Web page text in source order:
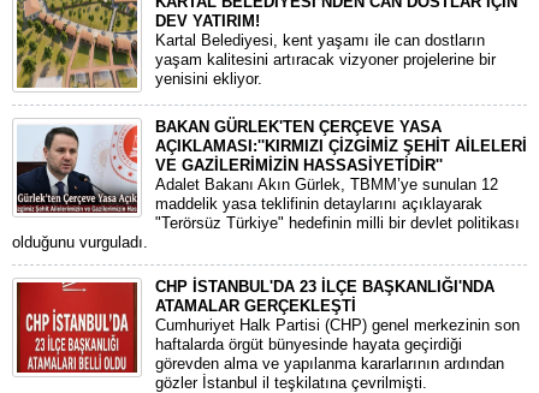
DEV YATIRIM!
Kartal Belediyesi, kent yaşamı ile can dostların
yaşam kalitesini artıracak vizyoner projelerine bir
yenisini ekliyor.
BAKAN GÜRLEK'TEN ÇERÇEVE YASA
AÇIKLAMASI:''KIRMIZI ÇİZGİMİZ ŞEHİT AİLELERİ
VE GAZİLERİMİZİN HASSASİYETİDİR''
Adalet Bakanı Akın Gürlek, TBMM’ye sunulan 12
maddelik yasa teklifinin detaylarını açıklayarak
"Terörsüz Türkiye" hedefinin milli bir devlet politikası
olduğunu vurguladı.
CHP İSTANBUL'DA 23 İLÇE BAŞKANLIĞI'NDA
ATAMALAR GERÇEKLEŞTİ
​Cumhuriyet Halk Partisi (CHP) genel merkezinin son
haftalarda örgüt bünyesinde hayata geçirdiği
görevden alma ve yapılanma kararlarının ardından
gözler İstanbul il teşkilatına çevrilmişti.